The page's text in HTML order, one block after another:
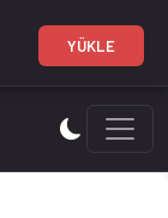
D, Grup D'de
YÜKLE